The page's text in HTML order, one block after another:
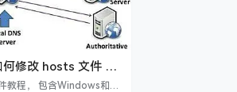
何修改 hosts 文件 –
完整指南
教程， 包含Windows和m